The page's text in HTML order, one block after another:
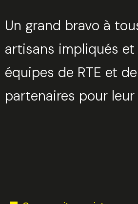
Un grand bravo à
artisans impliqués et
équipes de RTE et
partenaires pour
Trouvez votre session